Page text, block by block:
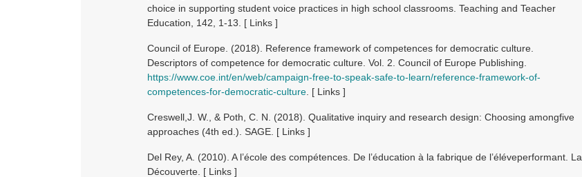
choice in supporting student voice practices in high school classrooms. Teaching and Teacher
Education, 142, 1-13. [ Links ]
Council of Europe. (2018). Reference framework of competences for democratic culture.
Descriptors of competence for democratic culture. Vol. 2. Council of Europe Publishing.
https://www.coe.int/en/web/campaign-free-to-speak-safe-to-learn/reference-framework-of-
competences-for-democratic-culture . [ Links ]
Creswell,J. W., & Poth, C. N. (2018). Qualitative inquiry and research design: Choosing amongfive
approaches (4th ed.). SAGE. [ Links ]
Del Rey, A. (2010). A l’école des compétences. De l’éducation à la fabrique de l’éléveperformant. La
Découverte. [ Links ]